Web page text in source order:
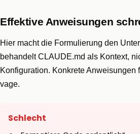
Effektive Anweisungen
Hier macht die Formulierung den
behandelt CLAUDE.md als Kontext,
Konfiguration. Konkrete Anweisungen
vage.
Schlecht